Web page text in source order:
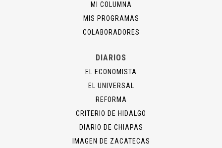
MI COLUMNA
MIS PROGRAMAS
COLABORADORES
DIARIOS
EL ECONOMISTA
EL UNIVERSAL
REFORMA
CRITERIO DE HIDALGO
DIARIO DE CHIAPAS
IMAGEN DE ZACATECAS